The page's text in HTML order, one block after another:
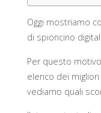
Oggi mostriamo
di spioncino
Per questo
elenco dei
vediamo quali